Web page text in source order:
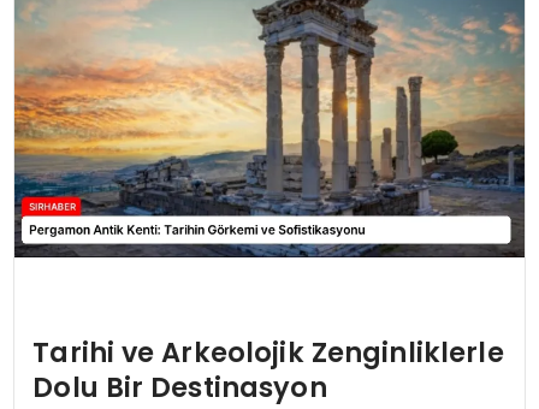
Tarihi ve Arkeolojik Zenginliklerle
Dolu Bir Destinasyon